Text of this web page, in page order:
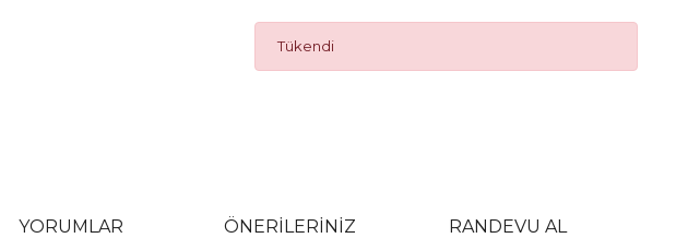
Tükendi
YORUMLAR ÖNERİLERİNİZ RANDEVU AL